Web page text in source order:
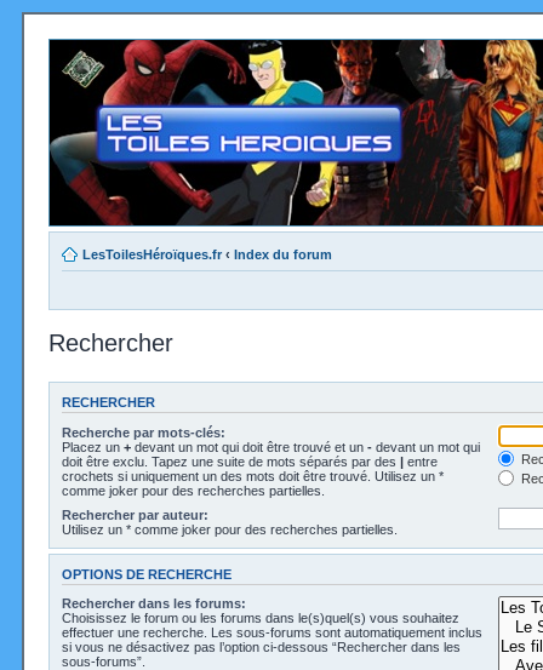
LesToilesHéroïques.fr ‹ Index du forum
Rechercher
RECHERCHER
Recherche par mots-clés:
Placez un + devant un mot qui doit être trouvé et un - devant un mot qui
doit être exclu. Tapez une suite de mots séparés par des | entre
crochets si uniquement un des mots doit être trouvé. Utilisez un *
comme joker pour des recherches partielles.
Rechercher par auteur:
Utilisez un * comme joker pour des recherches partielles.
OPTIONS DE RECHERCHE
Rechercher dans les forums:
Choisissez le forum ou les forums dans le(s)quel(s) vous souhaitez
effectuer une recherche. Les sous-forums sont automatiquement inclus
si vous ne désactivez pas l’option ci-dessous “Rechercher dans les
sous-forums”.